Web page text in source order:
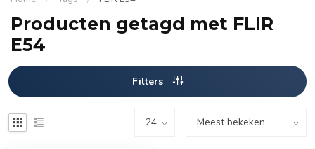
Producten getagd met FLIR
E54
Filters